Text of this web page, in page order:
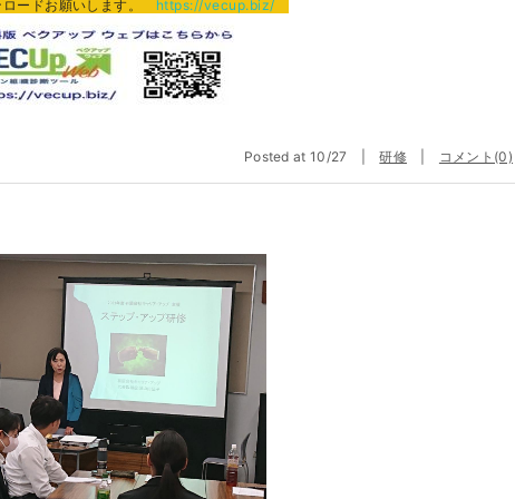
ードお願いします。 https://vecup.biz/
Posted at 10/27 |研修 コメント(0)